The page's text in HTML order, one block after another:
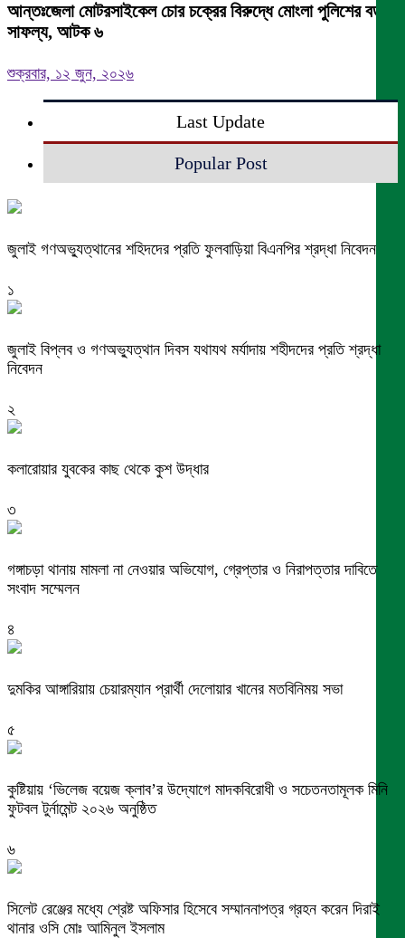
আন্তঃজেলা মোটরসাইকেল চোর চক্রের বিরুদ্ধে মোংলা পুলিশের বড়
সাফল্য, আটক ৬
শুক্রবার, ১২ জুন, ২০২৬
Last Update
Popular Post
জুলাই গণঅভ্যুত্থানের শহিদদের প্রতি ফুলবাড়িয়া বিএনপির শ্রদ্ধা নিবেদন
১
জুলাই বিপ্লব ও গণঅভ্যুত্থান দিবস যথাযথ মর্যাদায় শহীদদের প্রতি শ্রদ্ধা
নিবেদন
২
কলারোয়ার যুবকের কাছ থেকে কুশ উদ্ধার
৩
গঙ্গাচড়া থানায় মামলা না নেওয়ার অভিযোগ, গ্রেপ্তার ও নিরাপত্তার দাবিতে
সংবাদ সম্মেলন
৪
দুমকির আঙ্গারিয়ায় চেয়ারম্যান প্রার্থী দেলোয়ার খানের মতবিনিময় সভা
৫
কুষ্টিয়ায় ‘ভিলেজ বয়েজ ক্লাব’র উদ্যোগে মাদকবিরোধী ও সচেতনতামূলক মিনি
ফুটবল টুর্নামেন্ট ২০২৬ অনুষ্ঠিত
৬
সিলেট রেঞ্জের মধ্যে শ্রেষ্ট অফিসার হিসেবে সম্মাননাপত্র গ্রহন করেন দিরাই
থানার ওসি মোঃ আমিনুল ইসলাম